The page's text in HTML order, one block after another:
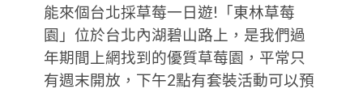
能來個台北採草莓一日遊!「東林草莓
園」位於台北內湖碧山路上，是我們過
年期間上網找到的優質草莓園，平常只
有週末開放，下午2點有套裝活動可以預